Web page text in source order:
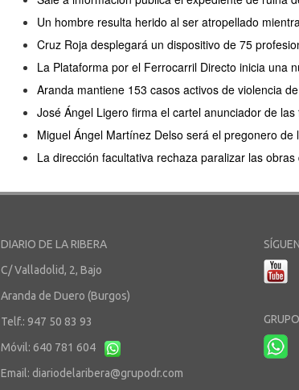
Un hombre resulta herido al ser atropellado
Cruz Roja desplegará un dispositivo de 75
La Plataforma por el Ferrocarril Directo inicia una
Aranda mantiene 153 casos activos de violencia
José Ángel Ligero firma el cartel anunciador de
Miguel Ángel Martínez Delso será el pregonero
La dirección facultativa rechaza paralizar las
DIARIO DE LA RIBERA
C/ Valladolid, 2, Bajo
Aranda de Duero (Burgos)
Telf.: 947 50 83 93
Móvil: 640 781 604
Email: diariodelaribera@grupodr.com